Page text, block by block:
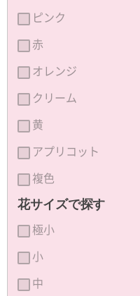
ピンク
赤
オレンジ
クリーム
黄
アプリコット
複色
花サイズで探す
極小
小
中